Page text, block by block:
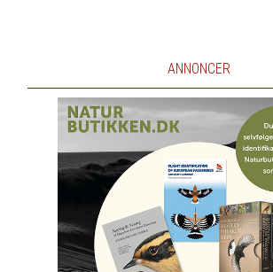
ANNONCER